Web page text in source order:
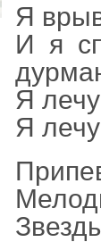
Я
И я
Я
Я